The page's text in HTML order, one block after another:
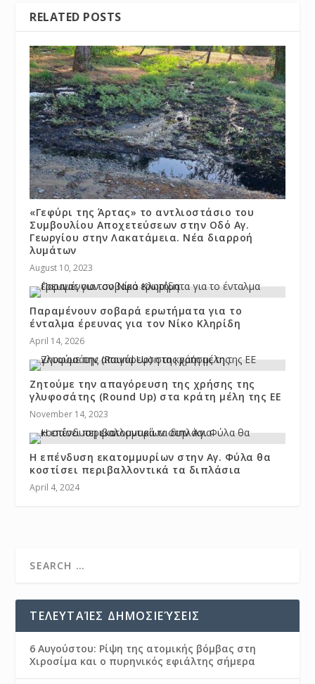
RELATED POSTS
«Γεφύρι της Άρτας» το αντλιοστάσιο του
Συμβουλίου Αποχετεύσεων στην Οδό Αγ.
Γεωργίου στην Λακατάμεια. Νέα διαρροή
λυμάτων
August 10, 2023
Παραμένουν σοβαρά ερωτήματα για το
ένταλμα έρευνας για τον Νίκο Κληρίδη
April 14, 2026
Ζητούμε την απαγόρευση της χρήσης της
γλυφοσάτης (Round Up) στα κράτη μέλη της ΕΕ
November 14, 2023
Η επένδυση εκατομμυρίων στην Αγ. Φύλα θα
κοστίσει περιβαλλοντικά τα διπλάσια
April 4, 2024
ΤΕΛΕΥΤΑΊΕΣ ΔΗΜΟΣΙΕΎΣΕΙΣ
6 Αυγούστου: Ρίψη της ατομικής βόμβας στη
Χιροσίμα και ο πυρηνικός εφιάλτης σήμερα